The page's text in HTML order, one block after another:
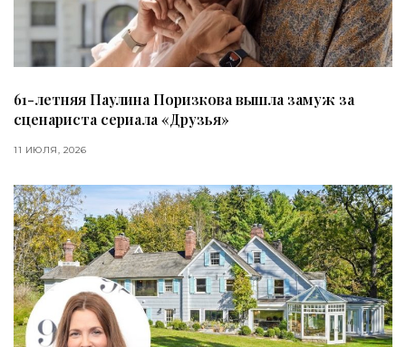
61-летняя Паулина Поризкова вышла замуж за
сценариста сериала «Друзья»
11 ИЮЛЯ, 2026